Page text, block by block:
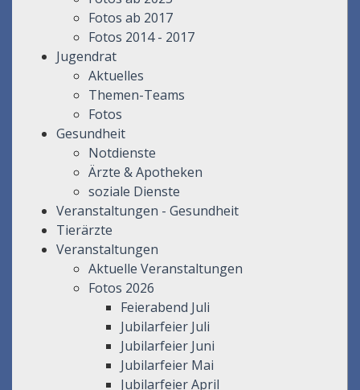
Fotos ab 2017
Fotos 2014 - 2017
Jugendrat
Aktuelles
Themen-Teams
Fotos
Gesundheit
Notdienste
Ärzte & Apotheken
soziale Dienste
Veranstaltungen - Gesundheit
Tierärzte
Veranstaltungen
Aktuelle Veranstaltungen
Fotos 2026
Feierabend Juli
Jubilarfeier Juli
Jubilarfeier Juni
Jubilarfeier Mai
Jubilarfeier April